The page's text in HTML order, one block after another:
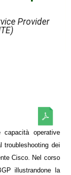
Provider
operative
troubleshooting dei
Cisco. Nel corso
illustrandone la